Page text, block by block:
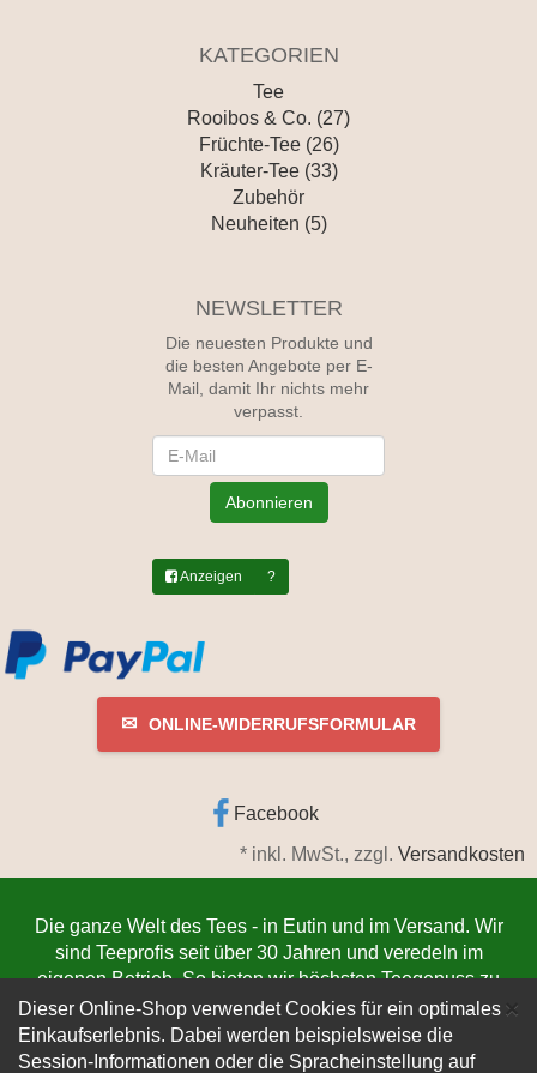
×
Dieser Online-Shop verwendet Cookies für ein optimales
Einkaufserlebnis. Dabei werden beispielsweise die
Session-Informationen oder die Spracheinstellung auf
KATEGORIEN
Tee
Rooibos & Co. (27)
Früchte-Tee (26)
Kräuter-Tee (33)
Zubehör
Neuheiten (5)
NEWSLETTER
Die neuesten Produkte und
die besten Angebote per E-
Mail, damit Ihr nichts mehr
verpasst.
Abonnieren
Anzeigen ?
✉ ONLINE-WIDERRUFSFORMULAR
Facebook
* inkl. MwSt., zzgl. Versandkosten
Die ganze Welt des Tees - in Eutin und im Versand. Wir
sind Teeprofis seit über 30 Jahren und veredeln im
eigenen Betrieb. So bieten wir höchsten Teegenuss zu
niedrigsten Preisen. Jetzt bestellenwww.teeschmiede-
eutin.de (Die Lieferung verlässt innerhalb von 1-3
Werktagen unser Lager. Der Versand erfolgt